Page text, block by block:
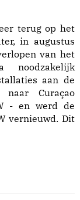
terug op het
in augustus
van het
noodzakelijk
aan de
naar Curaçao
- en werd de
vernieuwd. Dit